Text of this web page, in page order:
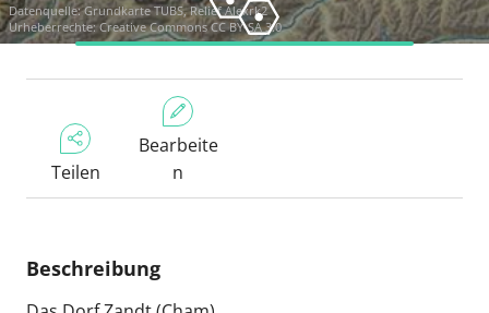
Datenquelle:Grundkarte TUBS, Relief Alexrk2
Urheberrechte:Creative Commons CC BY-SA 3.0
Teilen
Bearbeite
n
Beschreibung